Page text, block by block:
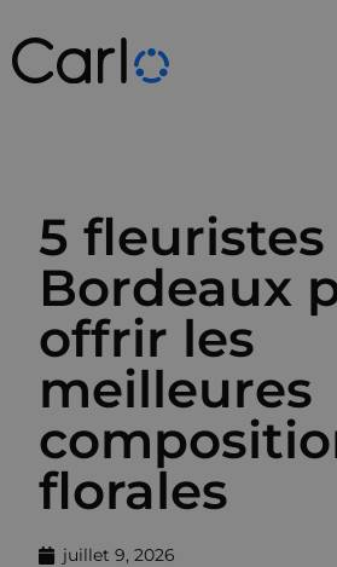
5 fleuristes
Bordeaux
offrir les
meilleures
florales
juillet 9, 2026